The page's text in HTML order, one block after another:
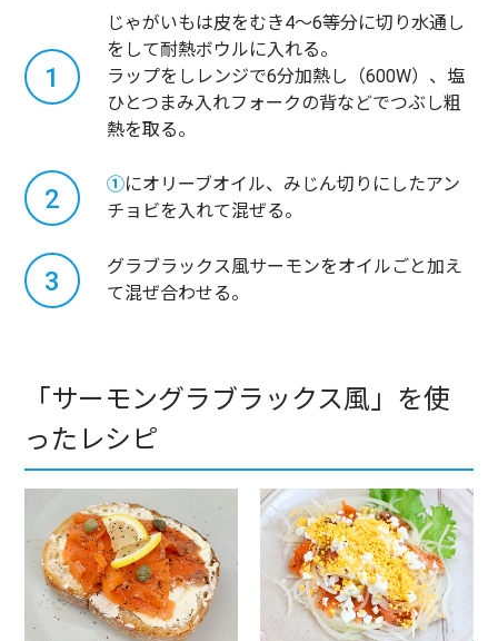
1
じゃがいもは皮をむき4～6等分に切り水通し
をして耐熱ボウルに入れる。
ラップをしレンジで6分加熱し（600W）、塩
ひとつまみ入れフォークの背などでつぶし粗
熱を取る。
2 ①にオリーブオイル、みじん切りにしたアン
チョビを入れて混ぜる。
3
グラブラックス風サーモンをオイルごと加え
て混ぜ合わせる。
「サーモングラブラックス風」を使
ったレシピ